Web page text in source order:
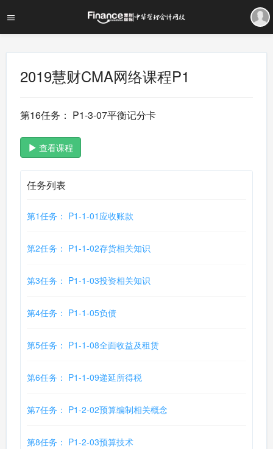
2019慧财CMA网络课程P1
第16任务： P1-3-07平衡记分卡
查看课程
任务列表
第1任务： P1-1-01应收账款
第2任务： P1-1-02存货相关知识
第3任务： P1-1-03投资相关知识
第4任务： P1-1-05负债
第5任务： P1-1-08全面收益及租赁
第6任务： P1-1-09递延所得税
第7任务： P1-2-02预算编制相关概念
第8任务： P1-2-03预算技术